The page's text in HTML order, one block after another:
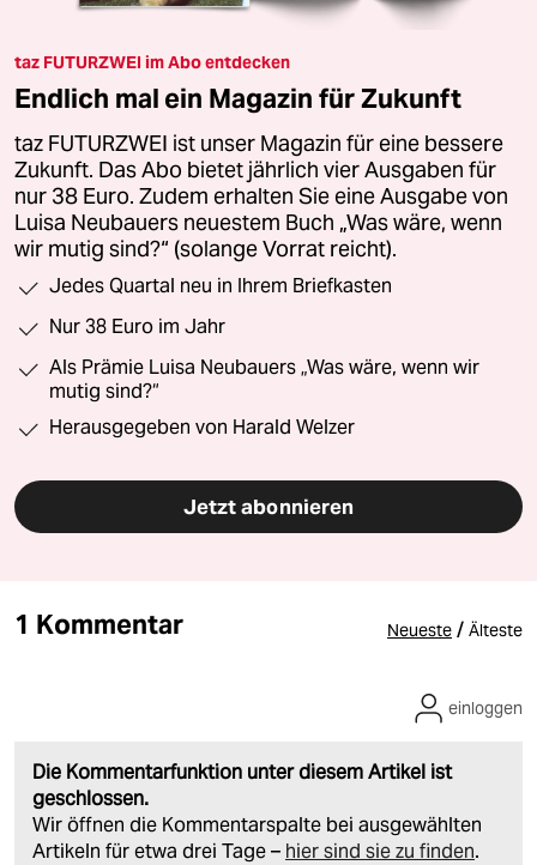
taz FUTURZWEI im Abo entdecken
Endlich mal ein Magazin für Zukunft
taz FUTURZWEI ist unser Magazin für eine bessere
Zukunft. Das Abo bietet jährlich vier Ausgaben für
nur 38 Euro. Zudem erhalten Sie eine Ausgabe von
Luisa Neubauers neuestem Buch „Was wäre, wenn
wir mutig sind?“ (solange Vorrat reicht).
Jedes Quartal neu in Ihrem Briefkasten
Nur 38 Euro im Jahr
Als Prämie Luisa Neubauers „Was wäre, wenn wir
mutig sind?“
Herausgegeben von Harald Welzer
Jetzt abonnieren
1 Kommentar Neueste / Älteste
Die Kommentarfunktion unter diesem Artikel ist
geschlossen.
Wir öffnen die Kommentarspalte bei ausgewählten
Artikeln für etwa drei Tage – hier sind sie zu finden.
einloggen